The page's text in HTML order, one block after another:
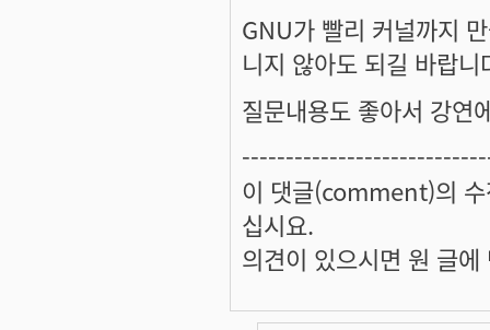
GNU가 빨리 커널까지
니지 않아도 되길 바랍니
질문내용도 좋아서 강연
이 댓글(comment)의
십시요.
의견이 있으시면 원 글